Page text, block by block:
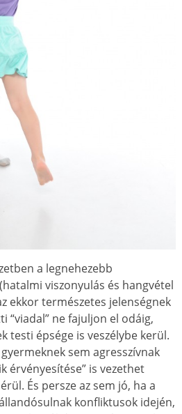
a legnehezebb
viszonyulás és hangvétel
ekkor természetes jelenségnek
“viadal” ne fajuljon el odáig,
testi épsége is veszélybe kerül.
sem agresszívnak
érvényesítése” is vezethet
És persze az sem jó, ha a
konfliktusok idején,